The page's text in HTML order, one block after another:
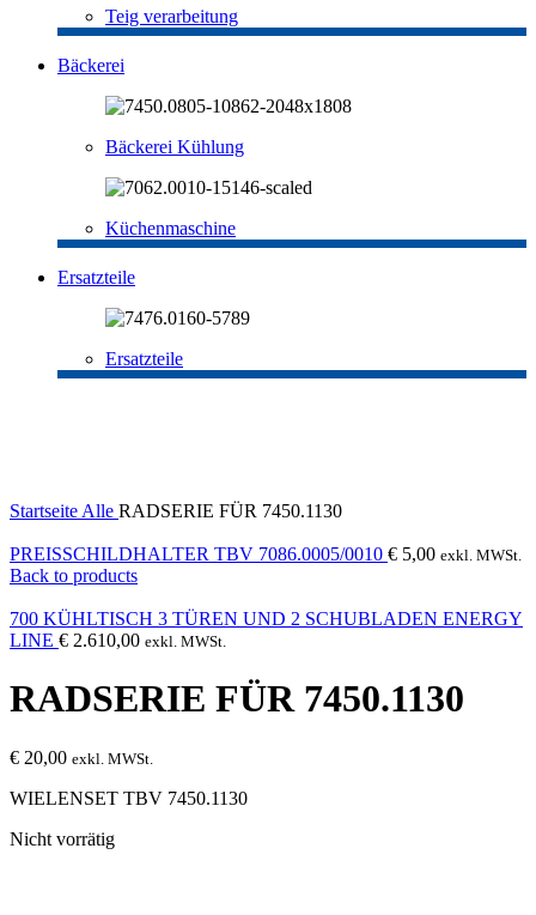
Teig verarbeitung
Bäckerei
Bäckerei Kühlung
Küchenmaschine
Ersatzteile
Ersatzteile
Startseite Alle RADSERIE FÜR 7450.1130
PREISSCHILDHALTER TBV 7086.0005/0010 € 5,00 exkl. MWSt.
Back to products
700 KÜHLTISCH 3 TÜREN UND 2 SCHUBLADEN ENERGY
LINE € 2.610,00 exkl. MWSt.
RADSERIE FÜR 7450.1130
€ 20,00 exkl. MWSt.
WIELENSET TBV 7450.1130
Nicht vorrätig